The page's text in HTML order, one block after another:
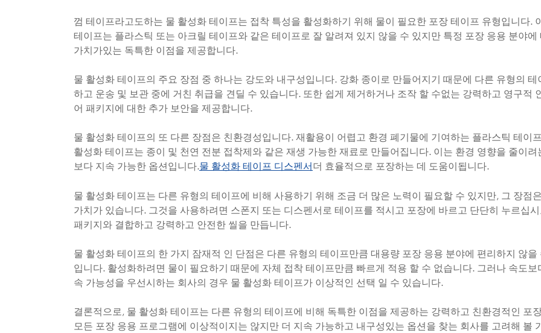
껌 테이프라고도하는 물 활성화 테이프는 접착 특성을 활성화하기 위해 물이 필요한 포장 테이프 유형입니다.
테이프는 플라스틱 또는 아크릴 테이프와 같은 테이프로 잘 알려져 있지 않을 수 있지만 특정 포장 응용 분야에
가치가있는 독특한 이점을 제공합니다.
물 활성화 테이프의 주요 장점 중 하나는 강도와 내구성입니다. 강화 종이로 만들어지기 때문에 다른 유형의 테
하고 운송 및 보관 중에 거친 취급을 견딜 수 있습니다. 또한 쉽게 제거하거나 조작 할 수없는 강력하고 영구적
어 패키지에 대한 추가 보안을 제공합니다.
물 활성화 테이프의 또 다른 장점은 친환경성입니다. 재활용이 어렵고 환경 폐기물에 기여하는 플라스틱 테이
활성화 테이프는 종이 및 천연 전분 접착제와 같은 재생 가능한 재료로 만들어집니다. 이는 환경 영향을 줄이려
보다 지속 가능한 옵션입니다.물 활성화 테이프 디스펜서 더 효율적으로 포장하는 데 도움이됩니다.
물 활성화 테이프는 다른 유형의 테이프에 비해 사용하기 위해 조금 더 많은 노력이 필요할 수 있지만, 그 장점
가치가 있습니다. 그것을 사용하려면 스폰지 또는 디스펜서로 테이프를 적시고 포장에 바르고 단단히 누르십
패키지와 결합하고 강력하고 안전한 씰을 만듭니다.
물 활성화 테이프의 한 가지 잠재적 인 단점은 다른 유형의 테이프만큼 대용량 포장 응용 분야에 편리하지 않을
입니다. 활성화하려면 물이 필요하기 때문에 자체 접착 테이프만큼 빠르게 적용 할 수 없습니다. 그러나 속도보
속 가능성을 우선시하는 회사의 경우 물 활성화 테이프가 이상적인 선택 일 수 있습니다.
결론적으로, 물 활성화 테이프는 다른 유형의 테이프에 비해 독특한 이점을 제공하는 강력하고 친환경적인 포
모든 포장 응용 프로그램에 이상적이지는 않지만 더 지속 가능하고 내구성있는 옵션을 찾는 회사를 고려해 볼